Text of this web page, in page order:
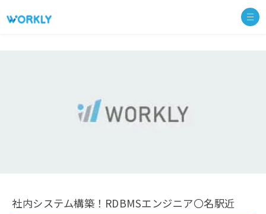
社内システム構築！RDBMSエンジニア〇名駅近